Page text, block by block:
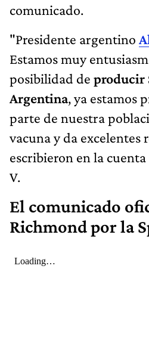
comunicado.
"Presidente argentino
Estamos muy
posibilidad de producir
Argentina, ya estamos
parte de nuestra
vacuna y da excelentes
escribieron en la
V.
El comunicado
Richmond por la